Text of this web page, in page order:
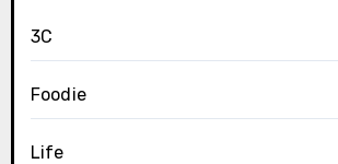
3C
Foodie
Life